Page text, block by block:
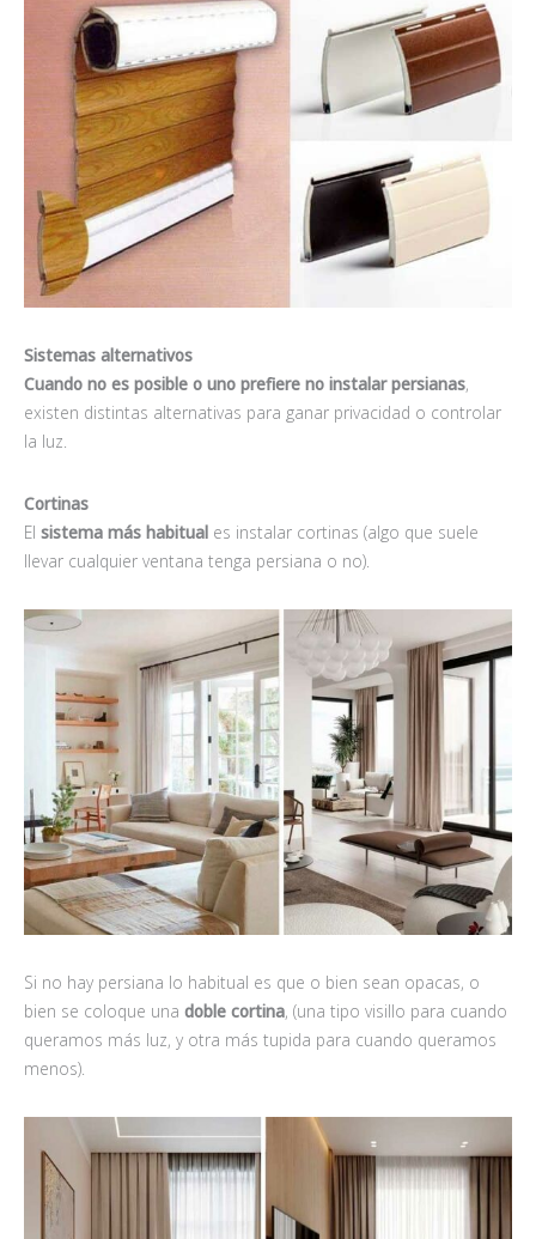
Sistemas alternativos
Cuando no es posible o uno prefiere no instalar persianas,
existen distintas alternativas para ganar privacidad o controlar
la luz.
Cortinas
El sistema más habitual es instalar cortinas (algo que suele
llevar cualquier ventana tenga persiana o no).
Si no hay persiana lo habitual es que o bien sean opacas, o
bien se coloque una doble cortina, (una tipo visillo para cuando
queramos más luz, y otra más tupida para cuando queramos
menos).